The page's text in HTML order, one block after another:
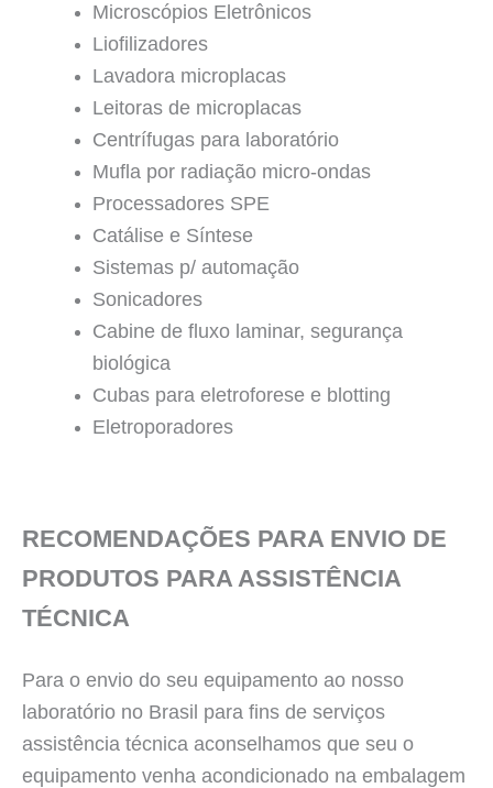
Microscópios Eletrônicos
Liofilizadores
Lavadora microplacas
Leitoras de microplacas
Centrífugas para laboratório
Mufla por radiação micro-ondas
Processadores SPE
Catálise e Síntese
Sistemas p/ automação
Sonicadores
Cabine de fluxo laminar, segurança
biológica
Cubas para eletroforese e blotting
Eletroporadores
RECOMENDAÇÕES PARA ENVIO DE
PRODUTOS PARA ASSISTÊNCIA
TÉCNICA
Para o envio do seu equipamento ao nosso
laboratório no Brasil para fins de serviços
assistência técnica aconselhamos que seu o
equipamento venha acondicionado na embalagem